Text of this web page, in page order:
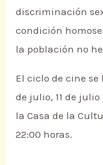
discriminación
condición
la población no
El ciclo de cine
de julio, 11 de
la Casa de la
22:00 horas.